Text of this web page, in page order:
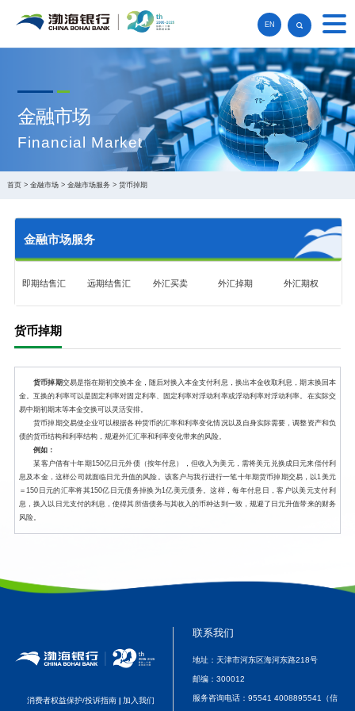
EN
金融市场
Financial Market
首页> 金融市场> 金融市场服务> 货币掉期
金融市场服务
即期结售汇 远期结售汇 外汇买卖 外汇掉期 外汇期权
货币掉期
货币掉期交易是指在期初交换本金，随后对换入本金支付利息，换出本金收取利息，期末换回本
金。互换的利率可以是固定利率对固定利率、固定利率对浮动利率或浮动利率对浮动利率。在实际交
易中期初期末等本金交换可以灵活安排。
货币掉期交易使企业可以根据各种货币的汇率和利率变化情况以及自身实际需要，调整资产和负
债的货币结构和利率结构，规避外汇汇率和利率变化带来的风险。
例如：
某客户借有十年期150亿日元外债（按年付息），但收入为美元，需将美元兑换成日元来偿付利
息及本金，这样公司就面临日元升值的风险。该客户与我行进行一笔十年期货币掉期交易，以1美元
＝150日元的汇率将其150亿日元债务掉换为1亿美元债务。这样，每年付息日，客户以美元支付利
息，换入以日元支付的利息，使得其所借债务与其收入的币种达到一致，规避了日元升值带来的财务
风险。
消费者权益保护/投诉指南 加入我们
联系我们
地址：天津市河东区海河东路218号
邮编： 300012
服务咨询电话： 95541 4008895541（信